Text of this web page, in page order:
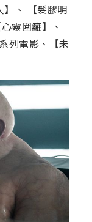
】、 【髮膠明
靈圍籬】、
列電影、【未